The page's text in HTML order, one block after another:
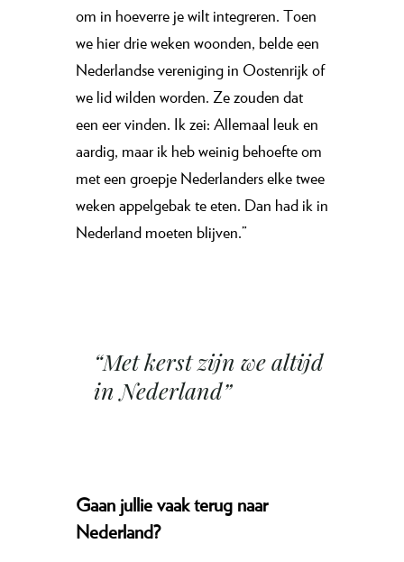
om in hoeverre je wilt integreren. Toen
we hier drie weken woonden, belde een
Nederlandse vereniging in Oostenrijk of
we lid wilden worden. Ze zouden dat
een eer vinden. Ik zei: Allemaal leuk en
aardig, maar ik heb weinig behoefte om
met een groepje Nederlanders elke twee
weken appelgebak te eten. Dan had ik in
Nederland moeten blijven.”
“Met kerst zijn we altijd
in Nederland”
Gaan jullie vaak terug naar
Nederland?